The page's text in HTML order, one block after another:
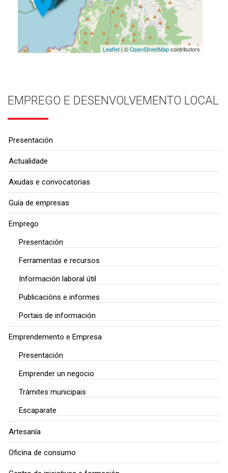
Leaflet| ©OpenStreetMapcontributors
EMPREGO E DESENVOLVEMENTO LOCAL
Presentación
Actualidade
Axudas e convocatorias
Guía de empresas
Emprego
Presentación
Ferramentas e recursos
Información laboral útil
Publicacións e informes
Portais de información
Emprendemento e Empresa
Presentación
Emprender un negocio
Trámites municipais
Escaparate
Artesanía
Oficina de consumo